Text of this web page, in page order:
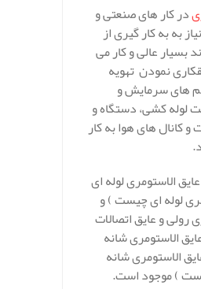
در کار های صنعتی و
به به کار گیری از
بسیار عالی و کار می
نمودن تهویه
های سرمایش و
لوله کشی، دستگاه و
و کانال های هوا به کار
الاستومری لوله ای
لوله ای چیست ) و
رولی و عایق اتصالات
الاستومری شانه
الاستومری شانه
) موجود است.